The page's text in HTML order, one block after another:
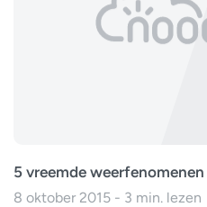
5 vreemde
8 oktober 2015 - 3 min. lezen